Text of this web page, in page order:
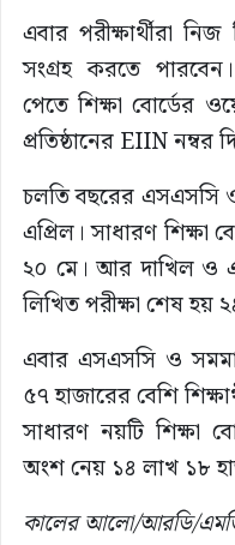
এবার পরীক্ষার্থীরা
সংগ্রহ করতে
পেতে শিক্ষা বোর্ডের
প্রতিষ্ঠানের EIIN নম্বর
চলতি বছরের এসএসসি
এপ্রিল। সাধারণ শিক্ষা
২০ মে। আর দাখিল ও
লিখিত পরীক্ষা শেষ হয়
এবার এসএসসি ও
৫৭ হাজারের বেশি
সাধারণ নয়টি শিক্ষা
অংশ নেয় ১৪ লাখ ১৮
কালের আলো/আরডি/